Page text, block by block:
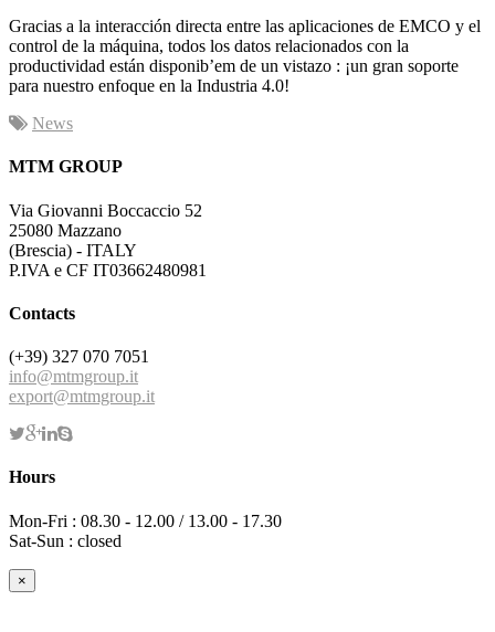
Gracias a la interacción directa entre las aplicaciones de EMCO y el
control de la máquina, todos los datos relacionados con la
productividad están disponib’em de un vistazo : ¡un gran soporte
para nuestro enfoque en la Industria 4.0!
News
MTM GROUP
Via Giovanni Boccaccio 52
25080 Mazzano
(Brescia) - ITALY
P.IVA e CF IT03662480981
Contacts
(+39) 327 070 7051
info@mtmgroup.it
export@mtmgroup.it
Hours
Mon-Fri : 08.30 - 12.00 / 13.00 - 17.30
Sat-Sun : closed
×